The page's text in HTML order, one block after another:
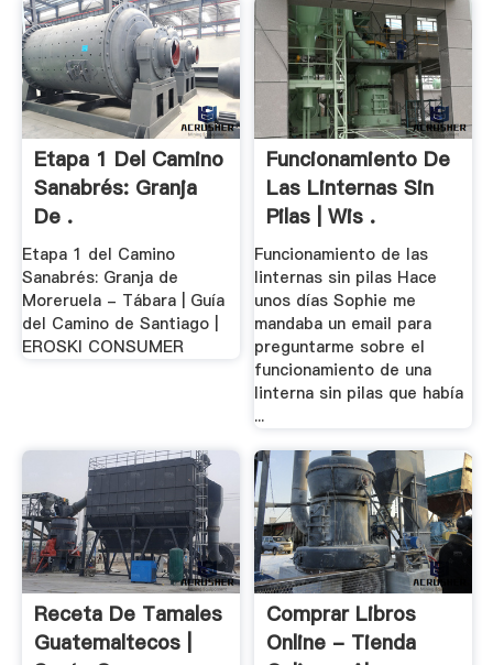
Etapa 1 Del Camino
Sanabrés: Granja
De .
Etapa 1 del Camino
Sanabrés: Granja de
Moreruela - Tábara | Guía
del Camino de Santiago |
EROSKI CONSUMER
Funcionamiento De
Las Linternas Sin
Pilas | Wis .
Funcionamiento de las
linternas sin pilas Hace
unos días Sophie me
mandaba un email para
preguntarme sobre el
funcionamiento de una
linterna sin pilas que había
...
Receta De Tamales
Guatemaltecos |
Comprar Libros
Online - Tienda